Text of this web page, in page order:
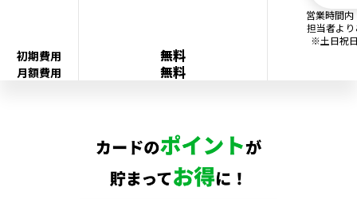
営業時間
担当者よ
※土日祝
初期費用 無料
月額費用 無料